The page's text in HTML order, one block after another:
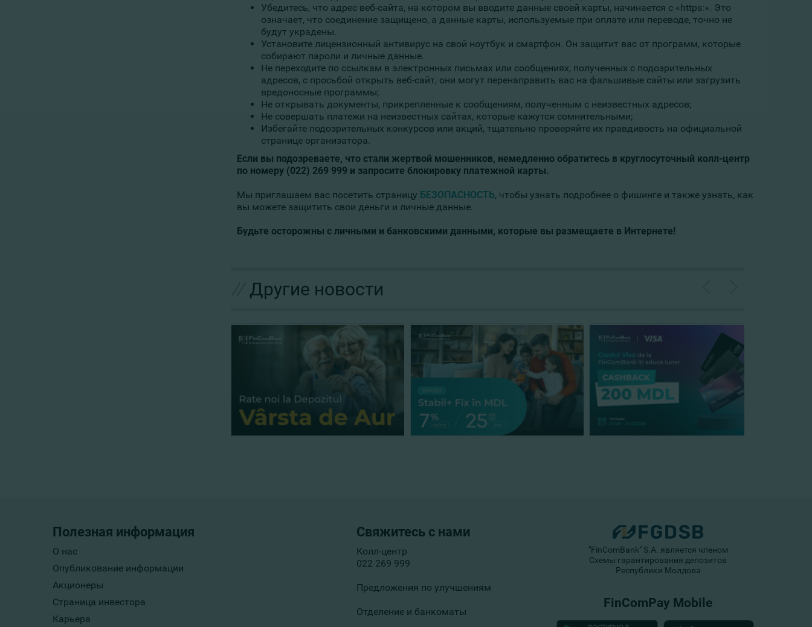
Убедитесь, что адрес веб-сайта, на котором вы вводите данные своей карты, начинается с «https:». Это
означает, что соединение защищено, а данные карты, используемые при оплате или переводе, точно не
будут украдены.
Установите лицензионный антивирус на свой ноутбук и смартфон. Он защитит вас от программ, которые
собирают пароли и личные данные.
Не переходите по ссылкам в электронных письмах или сообщениях, полученных с подозрительных
адресов, с просьбой открыть веб-сайт, они могут перенаправить вас на фальшивые сайты или загрузить
вредоносные программы;
Не открывать документы, прикрепленные к сообщениям, полученным с неизвестных адресов;
Не совершать платежи на неизвестных сайтах, которые кажутся сомнительными;
Избегайте подозрительных конкурсов или акций, тщательно проверяйте их правдивость на официальной
странице организатора.
Если вы подозреваете, что стали жертвой мошенников, немедленно обратитесь в круглосуточный колл-центр
по номеру (022) 269 999 и запросите блокировку платежной карты.
Мы приглашаем вас посетить страницу БЕЗОПАСНОСТЬ, чтобы узнать подробнее о фишинге и также узнать, как
вы можете защитить свои деньги и личные данные.
Будьте осторожны с личными и банковскими данными, которые вы размещаете в Интернете!
Другие новости
Полезная информация
О нас
Опубликование информации
Акционеры
Страница инвестора
Карьера
Свяжитесь с нами
Колл-центр
022 269 999
Предложения по улучшениям
Отделение и банкоматы
"FinComBank" S.A. является членом
Схемы гарантирования депозитов
Республики Молдова
FinComPay Mobile